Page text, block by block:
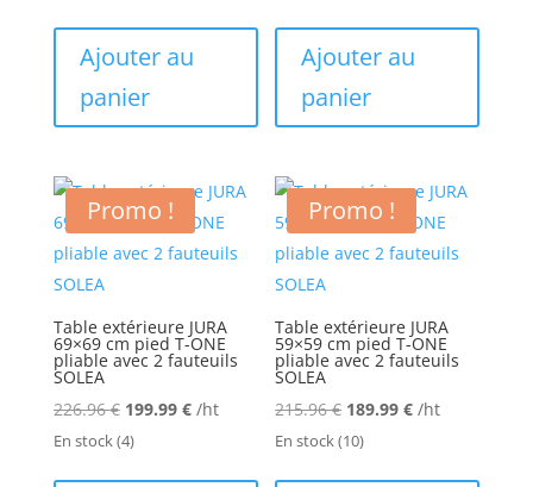
était :
est :
Ajouter au
panier
était :
est :
Ajouter au
panier
Promo !
Table extérieure JURA
69×69 cm pied T-ONE
pliable avec 2 fauteuils
SOLEA
226.96€ Le
prix
199.99 €Le
/ht
En stock(4)
Promo !
Table extérieure JURA
59×59 cm pied T-ONE
pliable avec 2 fauteuils
SOLEA
215.96€ Le
prix
189.99€Le
/ht
En stock(10)